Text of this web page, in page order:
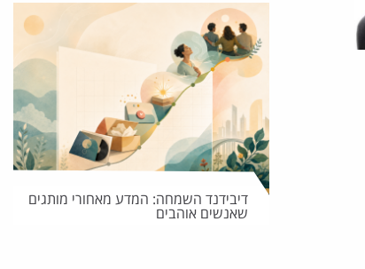
דיבידנד השמחה: המדע מאחורי מותגים
שאנשים אוהבים